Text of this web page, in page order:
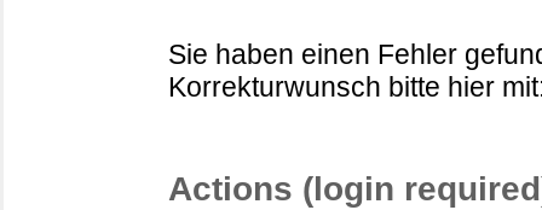
Sie haben einen Fehler
Korrekturwunsch bitte hier
Actions (login